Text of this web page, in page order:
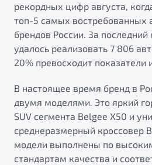
X70
Универсальный кроссовер
от 2 499 990 ₽*
Автомобили в наличии
Тест-драйв
Автокредит
Спецпредложения
Будьте еще более уверены на
"Помощь на дорогах"
Преимущества программы
Запись на сервис
Калькулятор ТО
Клиентская поддержка
рекордных цифр августа,
топ-5 самых востребованных
брендов России. За
удалось реализовать 7 806
20% превосходит показатели
В настоящее время бренд в
двумя моделями. Это яркий
SUV сегмента Belgee X50 и
среднеразмерный кроссовер
модели выполнены по
стандартам качества и